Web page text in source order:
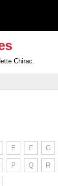
Chirac.
E F G
P Q R